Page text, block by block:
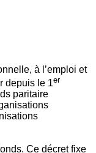
à l’emploi et
depuis le 1er
paritaire
Ce décret fixe